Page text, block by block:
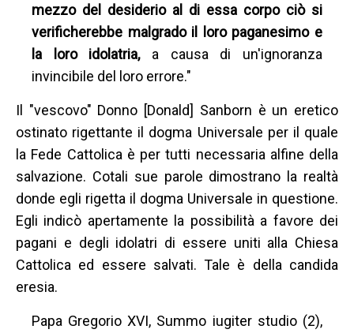
mezzo del desiderio al di essa corpo ciò si
verificherebbe malgrado il loro paganesimo e
la loro idolatria, a causa di un'ignoranza
invincibile del loro errore."
Il "vescovo" Donno [Donald] Sanborn è un eretico
ostinato rigettante il dogma Universale per il quale
la Fede Cattolica è per tutti necessaria alfine della
salvazione. Cotali sue parole dimostrano la realtà
donde egli rigetta il dogma Universale in questione.
Egli indicò apertamente la possibilità a favore dei
pagani e degli idolatri di essere uniti alla Chiesa
Cattolica ed essere salvati. Tale è della candida
eresia.
Papa Gregorio XVI, Summo iugiter studio (2),